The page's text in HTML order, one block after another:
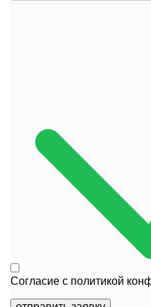
Согласие с политикой